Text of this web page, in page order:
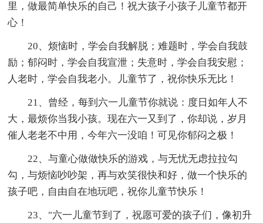
里，做最简单快乐的自己！祝大孩子小孩子儿童节都开
心！
20、烦恼时，学会自我解脱；难题时，学会自我鼓
励；郁闷时，学会自我宣泄；失意时，学会自我安慰；
人老时，学会自我老小。儿童节了，祝你快乐无比！
21、曾经，每到六一儿童节你就说：度日如年人不
大，最烦你当我小孩。现在六一又到了，你却说，岁月
催人老老不中用，今年六一没咱！可见你郁闷之极！
22、与童心做做快乐的游戏，与无忧无虑拉拉勾
勾，与烦恼吵吵架，再与欢笑很快和好，做一个快乐的
孩子吧，自由自在地玩吧，祝你儿童节快乐！
23、"六一儿童节到了，祝愿可爱的孩子们，像初升